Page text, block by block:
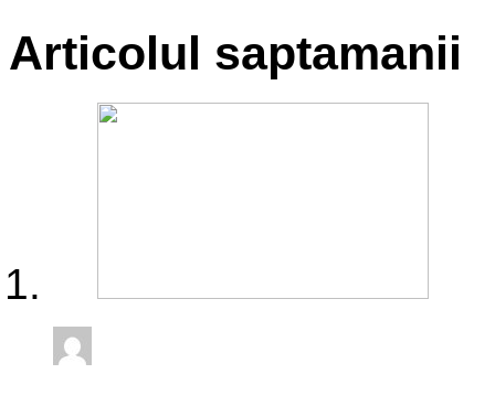
Articolul saptamanii